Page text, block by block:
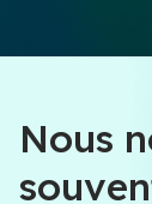
Nous